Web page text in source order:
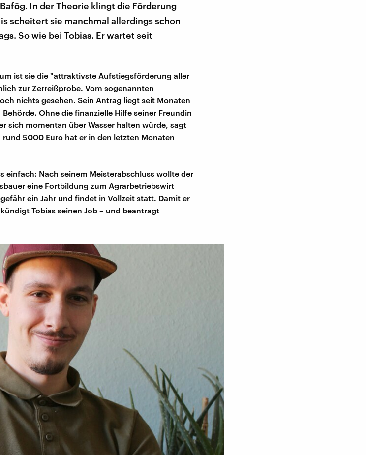
In der Theorie klingt die Förderung
scheitert sie manchmal allerdings schon
So wie bei Tobias. Er wartet seit
ist sie die "attraktivste Aufstiegsförderung aller
zur Zerreißprobe. Vom sogenannten
nichts gesehen. Sein Antrag liegt seit Monaten
Ohne die finanzielle Hilfe seiner Freundin
sich momentan über Wasser halten würde, sagt
rund 5000 Euro hat er in den letzten Monaten
einfach: Nach seinem Meisterabschluss wollte der
eine Fortbildung zum Agrarbetriebswirt
ein Jahr und findet in Vollzeit statt. Damit er
Tobias seinen Job – und beantragt